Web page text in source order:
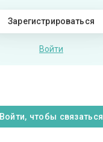
Зарегистрироваться
Войти
Войти, чтобы связаться